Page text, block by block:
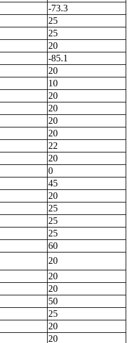
-73.3
25
25
20
-85.1
20
10
20
20
20
20
22
20
0
45
20
25
25
25
60
20
20
20
50
25
20
20